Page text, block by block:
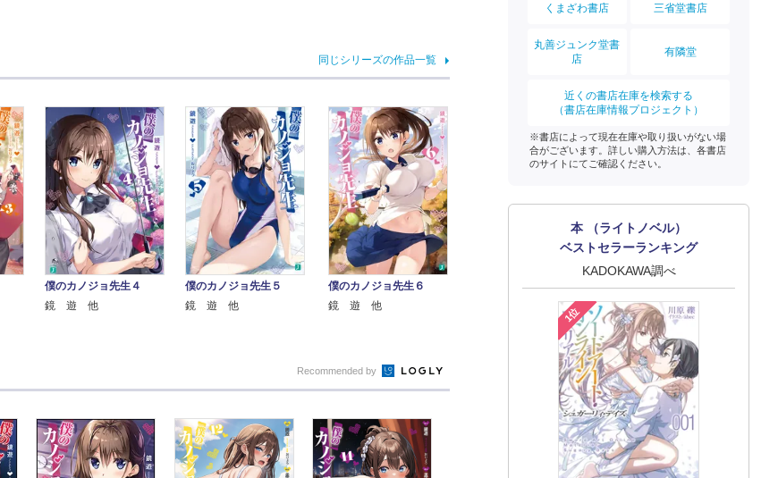
同じシリーズの作品一覧
僕のカノジョ先生４
鏡 遊 他
僕のカノジョ先生５
鏡 遊 他
僕のカノジョ先生６
鏡 遊 他
くまざわ書店 三省堂書店
丸善ジュンク堂書
店
有隣堂
近くの書店在庫を検索する
（書店在庫情報プロジェクト）
※書店によって現在在庫や取り扱いがない場
合がございます。詳しい購入方法は、各書店
のサイトにてご確認ください。
本 （ライトノベル）
ベストセラーランキング
KADOKAWA調べ
1位
Recommended by